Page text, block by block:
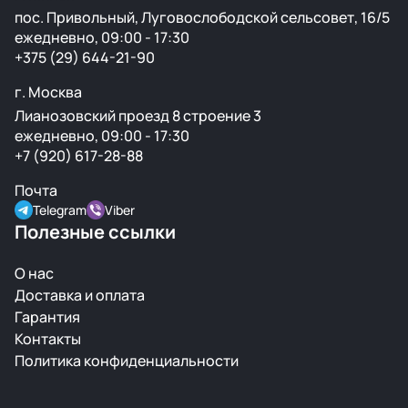
пос. Привольный, Луговослободской сельсовет, 16/5
ежедневно, 09:00 - 17:30
+375 (29) 644-21-90
г. Москва
Лианозовский проезд 8 строение 3
ежедневно, 09:00 - 17:30
+7 (920) 617-28-88
Почта
Telegram Viber
Полезные ссылки
О нас
Доставка и оплата
Гарантия
Контакты
Политика конфиденциальности